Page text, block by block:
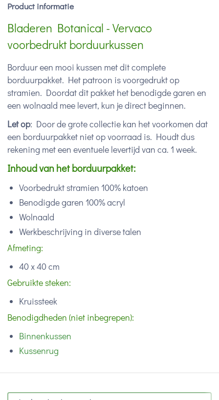
Product informatie
Bladeren Botanical - Vervaco
voorbedrukt borduurkussen
Borduur een mooi kussen met dit complete
borduurpakket. Het patroon is voorgedrukt op
stramien. Doordat dit pakket het benodigde garen en
een wolnaald mee levert, kun je direct beginnen.
Let op: Door de grote collectie kan het voorkomen dat
een borduurpakket niet op voorraad is. Houdt dus
rekening met een eventuele levertijd van ca. 1 week.
Inhoud van het borduurpakket:
Voorbedrukt stramien 100% katoen
Benodigde garen 100% acryl
Wolnaald
Werkbeschrijving in diverse talen
Afmeting:
40 x 40 cm
Gebruikte steken:
Kruissteek
Benodigdheden (niet inbegrepen):
Binnenkussen
Kussenrug